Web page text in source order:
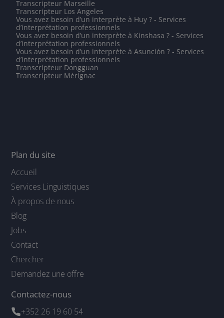
Transcripteur Marseille
Transcripteur Los Angeles
Vous avez besoin d’un interprète à Huy ? - Services
d’interprétation professionnels
Vous avez besoin d’un interprète à Kinshasa ? - Services
d’interprétation professionnels
Vous avez besoin d’un interprète à Asunción ? - Services
d’interprétation professionnels
Transcripteur Dongguan
Transcripteur Mérignac
Plan du site
Accueil
Services Linguistiques
À propos de nous
Blog
Jobs
Contact
Chercher
Demandez une offre
Contactez-nous
+352 26 19 60 54